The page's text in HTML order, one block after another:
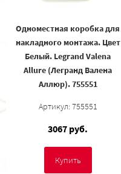
Одноместная коробка для
накладного монтажа. Цвет
Белый. Legrand Valena
Allure (Легранд Валена
Аллюр). 755551
Артикул: 755551
3067 руб.
Купить